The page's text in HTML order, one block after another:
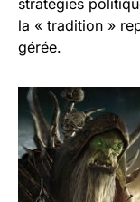
la « tradition »
gérée.